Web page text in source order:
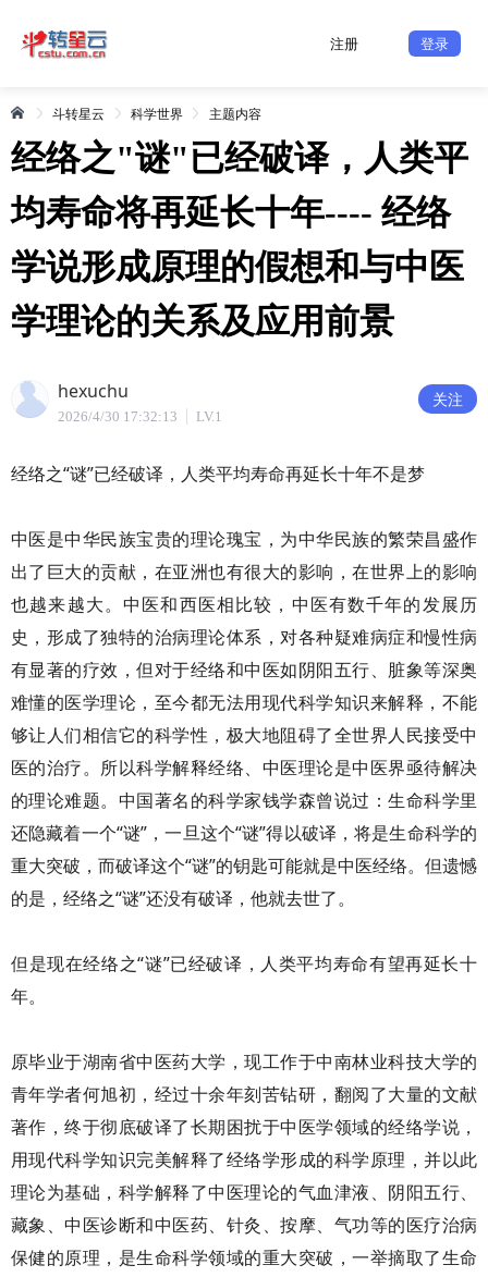
注册 登录
斗转星云 科学世界 主题内容
经络之"谜"已经破译，人类平
均寿命将再延长十年---- 经络
学说形成原理的假想和与中医
学理论的关系及应用前景
hexuchu
2026/4/30 17:32:13 LV.1
关注
经络之“谜”已经破译，人类平均寿命再延长十年不是梦
中医是中华民族宝贵的理论瑰宝，为中华民族的繁荣昌盛作
出了巨大的贡献，在亚洲也有很大的影响，在世界上的影响
也越来越大。中医和西医相比较，中医有数千年的发展历
史，形成了独特的治病理论体系，对各种疑难病症和慢性病
有显著的疗效，但对于经络和中医如阴阳五行、脏象等深奥
难懂的医学理论，至今都无法用现代科学知识来解释，不能
够让人们相信它的科学性，极大地阻碍了全世界人民接受中
医的治疗。所以科学解释经络、中医理论是中医界亟待解决
的理论难题。中国著名的科学家钱学森曾说过：生命科学里
还隐藏着一个“谜”，一旦这个“谜”得以破译，将是生命科学的
重大突破，而破译这个“谜”的钥匙可能就是中医经络。但遗憾
的是，经络之“谜”还没有破译，他就去世了。
但是现在经络之“谜”已经破译，人类平均寿命有望再延长十
年。
原毕业于湖南省中医药大学，现工作于中南林业科技大学的
青年学者何旭初，经过十余年刻苦钻研，翻阅了大量的文献
著作，终于彻底破译了长期困扰于中医学领域的经络学说，
用现代科学知识完美解释了经络学形成的科学原理，并以此
理论为基础，科学解释了中医理论的气血津液、阴阳五行、
藏象、中医诊断和中医药、针灸、按摩、气功等的医疗治病
保健的原理，是生命科学领域的重大突破，一举摘取了生命